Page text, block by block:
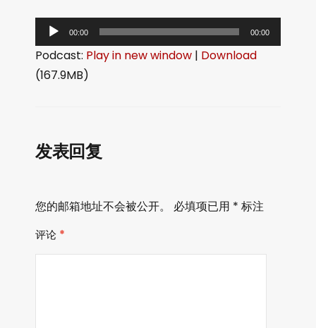
频
播
放
00:00 00:00
Podcast: Play in new window | Download
(167.9MB)
发表回复
您的邮箱地址不会被公开。 必填项已用 * 标注
评论 *